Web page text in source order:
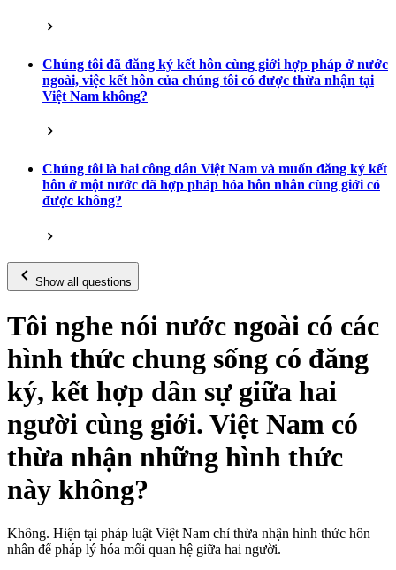
Chúng tôi đã đăng ký kết hôn cùng giới hợp pháp ở nước
ngoài, việc kết hôn của chúng tôi có được thừa nhận tại
Việt Nam không?
Chúng tôi là hai công dân Việt Nam và muốn đăng ký kết
hôn ở một nước đã hợp pháp hóa hôn nhân cùng giới có
được không?
Show all questions
Tôi nghe nói nước ngoài có các
hình thức chung sống có đăng
ký, kết hợp dân sự giữa hai
người cùng giới. Việt Nam có
thừa nhận những hình thức
này không?
Không. Hiện tại pháp luật Việt Nam chỉ thừa nhận hình thức hôn
nhân để pháp lý hóa mối quan hệ giữa hai người.